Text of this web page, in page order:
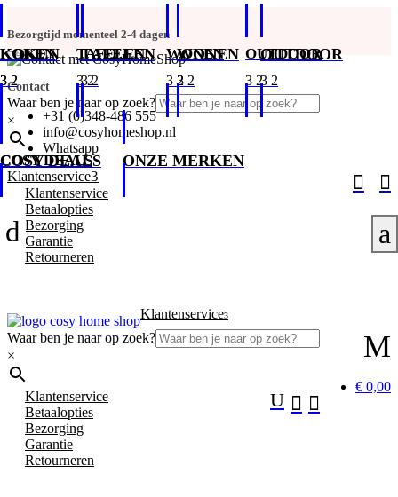
Bezorgtijd momenteel 2-4 dagen
Contact
+31 (0)348-486 555
info@cosyhomeshop.nl
Whatsapp
Waar ben je naar op zoek?
×


Klantenservice3
Klantenservice
Betaalopties
Bezorging
Garantie
Retourneren
KOKEN TAFELEN WONEN OUTDOOR
COSY DEALS
d
Waar ben je naar op zoek?
×
M
€ 0,00


U
Klantenservice3
Klantenservice
Betaalopties
Bezorging
Garantie
Retourneren
KOKEN TAFELEN WONEN OUTDOOR
COSY DEALS ONZE MERKEN
a